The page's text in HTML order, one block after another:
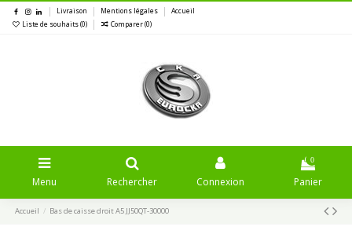
Livraison Mentions légales
Accueil
Liste de souhaits (0) Comparer (0)
Menu Rechercher Connexion
0
Panier
Accueil Bas de caisse droit A5 JJ50QT-30000